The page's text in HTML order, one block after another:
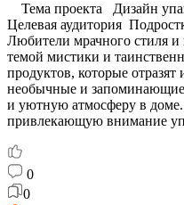
Тема проекта Дизайн
Целевая аудитория
Любители мрачного стиля и
темой мистики и
продуктов, которые
необычные и
и уютную атмосферу в
привлекающую внимание
0
0